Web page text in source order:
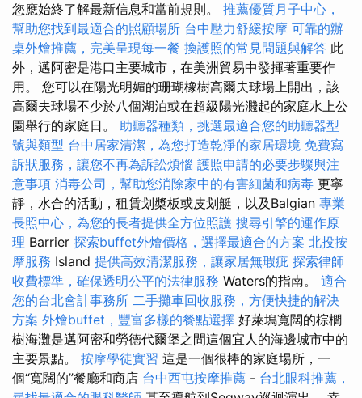
您應始終了解最新信息和當前規則。 推薦優質月子中心，
幫助您找到最適合的照顧場所 台中壓力舒緩按摩 可靠的辦
桌外燴推薦，完美呈現每一餐 換護照的常見問題與解答 此
外，邁阿密是港口主要城市，在美洲貿易中發揮著重要作
用。 您可以在陽光明媚的珊瑚橡樹高爾夫球場上開出，該
高爾夫球場不少於八個湖泊或在超級陽光濺起的家庭水上公
園舉行的家庭日。 助聽器種類，挑選最適合您的助聽器型
號與類型 台中居家清潔，為您打造乾淨的家居環境 免費寫
訴狀服務，讓您不再為訴訟煩惱 護照申請的必要步驟與注
意事項 消毒公司，幫助您消除家中的有害細菌和病毒 更寧
靜，水合的活動，租賃划槳板或皮划艇，以及Balgian 專業
長照中心，為您的長者提供全方位照護 搜尋引擎的運作原
理 Barrier 探索buffet外燴價格，選擇最適合的方案 北投按
摩服務 Island 提供高效清潔服務，讓家居無瑕疵 探索律師
收費標準，確保透明公平的法律服務 Waters的指南。 適合
您的台北會計事務所 二手攤車回收服務，方便快捷的解決
方案 外燴buffet，豐富多樣的餐點選擇 好萊塢寬闊的棕櫚
樹海灘是邁阿密和勞德代爾堡之間這個宜人的海邊城市中的
主要景點。 按摩學徒實習 這是一個很棒的家庭場所，一
個“寬闊的”餐廳和商店 台中西屯按摩推薦 - 台北眼科推薦，